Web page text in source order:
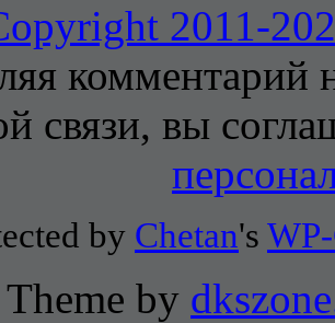
2011-
комментарий
связи, вы
by Chetan's
by